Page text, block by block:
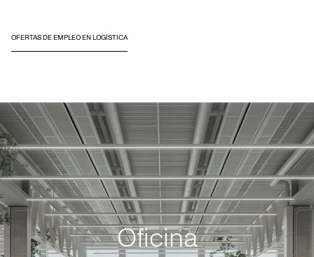
OFERTAS DE EMPLEO EN LOGÍSTICA
Oficina